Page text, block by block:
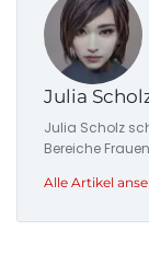
Julia
Julia Scholz
Bereiche
Alle Artikel